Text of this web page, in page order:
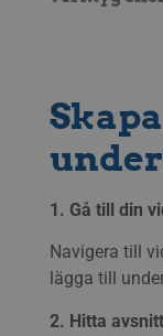
1. Gå till din
Navigera till
lägga till
2. Hitta